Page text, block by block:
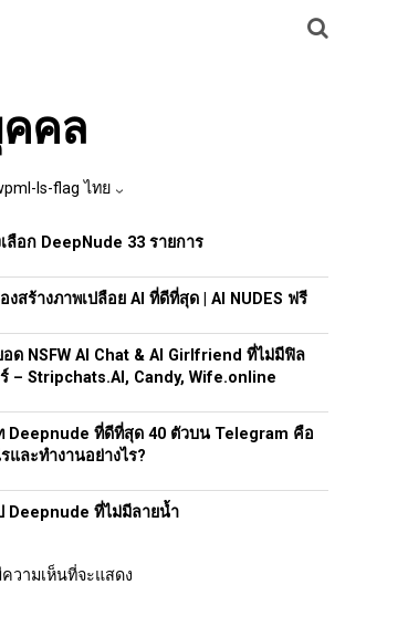
คล
ไทย
ลือก DeepNude 33 รายการ
งสร้างภาพเปลือย AI ที่ดีที่สุด | AI NUDES ฟรี
อด NSFW AI Chat & AI Girlfriend ที่ไม่มีฟิล
ร์ – Stripchats.AI, Candy, Wife.online
Deepnude ที่ดีที่สุด 40 ตัวบน Telegram คือ
และทำงานอย่างไร?
Deepnude ที่ไม่มีลายน้ำ
วามเห็นที่จะแสดง